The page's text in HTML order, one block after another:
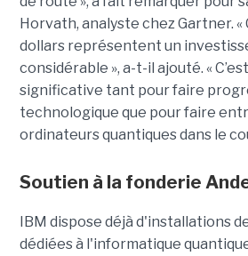
Horvath, analyste chez Gartner. «
dollars représentent un
considérable », a-t-il ajouté. «
significative tant pour faire
technologique que pour faire
ordinateurs quantiques dans le
Soutien à la fonderie
IBM dispose déjà d'installations
dédiées à l'informatique